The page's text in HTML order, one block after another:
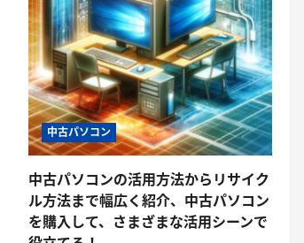
中古パソコン
中古パソコンの活用方法からリサイク
ル方法まで幅広く紹介、中古パソコン
を購入して、さまざまな活用シーンで